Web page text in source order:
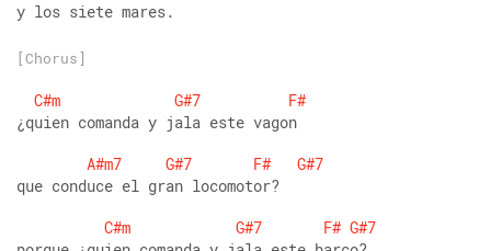
y los siete mares.
[Chorus]
C#m G#7
F#
¿quien comanda y jala este vagon
A#m7
G#7 F#
G#7
que conduce el gran locomotor?
C#m
G#7 F# G#7